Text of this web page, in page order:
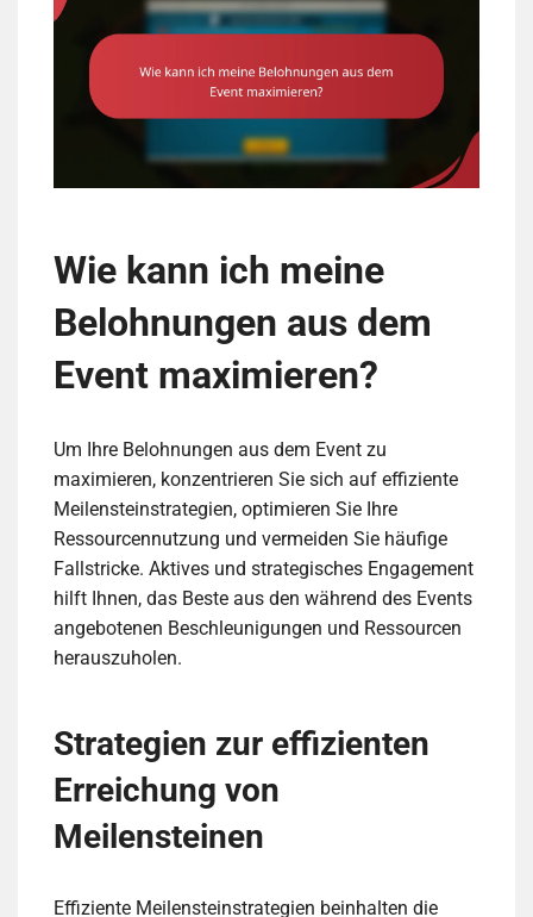
Wie kann ich meine
Belohnungen aus dem
Event maximieren?
Um Ihre Belohnungen aus dem Event zu
maximieren, konzentrieren Sie sich auf effiziente
Meilensteinstrategien, optimieren Sie Ihre
Ressourcennutzung und vermeiden Sie häufige
Fallstricke. Aktives und strategisches Engagement
hilft Ihnen, das Beste aus den während des Events
angebotenen Beschleunigungen und Ressourcen
herauszuholen.
Strategien zur effizienten
Erreichung von
Meilensteinen
Effiziente Meilensteinstrategien beinhalten die